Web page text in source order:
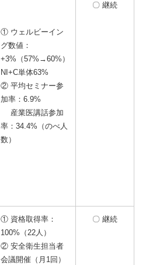
① ウェルビーイン
グ数値：
+3%（57%→60%）
NI+C単体63%
② 平均セミナー参
加率：6.9%
産業医講話参加
率：34.4%（のべ人
数）
〇 継続
① 資格取得率：
100%（22人）
② 安全衛生担当者
会議開催（月1回）
〇 継続